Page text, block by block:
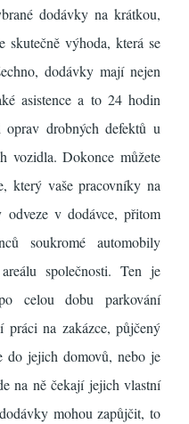
dodávky na krátkou,
výhoda, která se
dodávky mají nejen
asistence a to 24 hodin
drobných defektů u
vozidla. Dokonce můžete
který vaše pracovníky na
odveze v dodávce, přitom
soukromé automobily
společnosti. Ten je
celou dobu parkování
na zakázce, půjčený
do jejich domovů, nebo je
na ně čekají jejich vlastní
mohou zapůjčit, to